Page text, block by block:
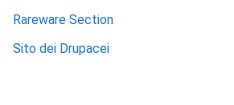
Rareware Section
Sito dei Drupacei